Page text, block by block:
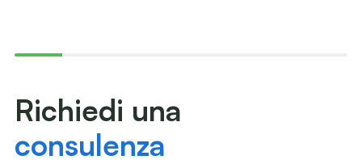
Richiedi una
consulenza